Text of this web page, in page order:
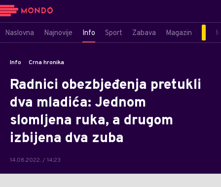
Naslovna Najnovije Info Sport Zabava Magazin
Info Crna hronika
Radnici obezbjeđenja pretukli
dva mladića: Jednom
slomljena ruka, a drugom
izbijena dva zuba
14.08.2022. / 14:23